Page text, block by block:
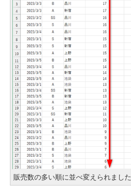
販売数の多い順に並べ変えられました